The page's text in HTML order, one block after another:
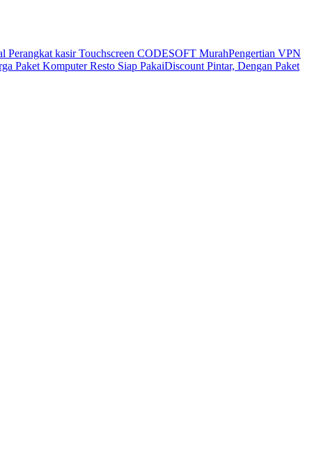
Perangkat kasir Touchscreen CODESOFT MurahPengertian VPN
Paket Komputer Resto Siap PakaiDiscount Pintar, Dengan Paket